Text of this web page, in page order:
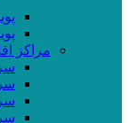
مراکز